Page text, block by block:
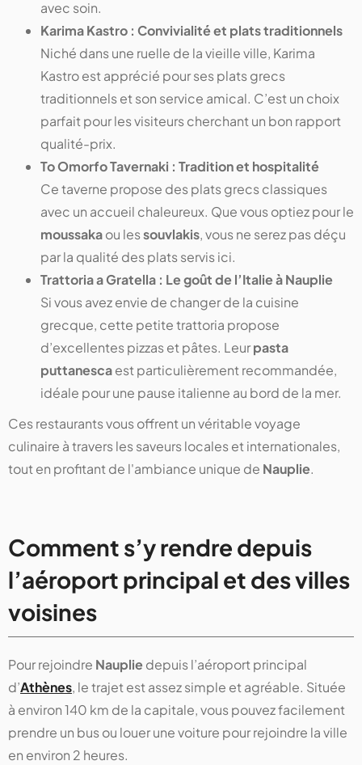
avec soin.
Karima Kastro : Convivialité et plats traditionnels
Niché dans une ruelle de la vieille ville, Karima
Kastro est apprécié pour ses plats grecs
traditionnels et son service amical. C’est un choix
parfait pour les visiteurs cherchant un bon rapport
qualité-prix.
To Omorfo Tavernaki : Tradition et hospitalité
Ce taverne propose des plats grecs classiques
avec un accueil chaleureux. Que vous optiez pour le
moussakaou lessouvlakis, vous ne serez pas déçu
par la qualité des plats servis ici.
Trattoria a Gratella : Le goût de l’Italie à Nauplie
Si vous avez envie de changer de la cuisine
grecque, cette petite trattoria propose
d’excellentes pizzas et pâtes. Leurpasta
puttanescaest particulièrement recommandée,
idéale pour une pause italienne au bord de la mer.
Ces restaurants vous offrent un véritable voyage
culinaire à travers les saveurs locales et internationales,
tout en profitant de l'ambiance unique de Nauplie.
Comment s’y rendre depuis
l’aéroport principal et des villes
voisines
Pour rejoindre Naupliedepuis l’aéroport principal
d’Athènes, le trajet est assez simple et agréable. Située
à environ 140 km de la capitale, vous pouvez facilement
prendre un bus ou louer une voiture pour rejoindre la ville
en environ 2 heures.